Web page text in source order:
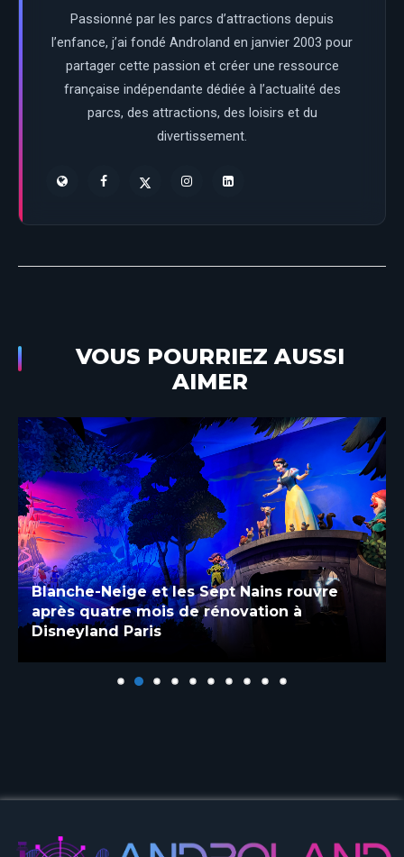
Passionné par les parcs d’attractions depuis
l’enfance, j’ai fondé Androland en janvier 2003 pour
partager cette passion et créer une ressource
française indépendante dédiée à l’actualité des
parcs, des attractions, des loisirs et du
divertissement.
VOUS POURRIEZ AUSSI
AIMER
Blanche-Neige et les Sept Nains rouvre
après quatre mois de rénovation à
Disneyland Paris